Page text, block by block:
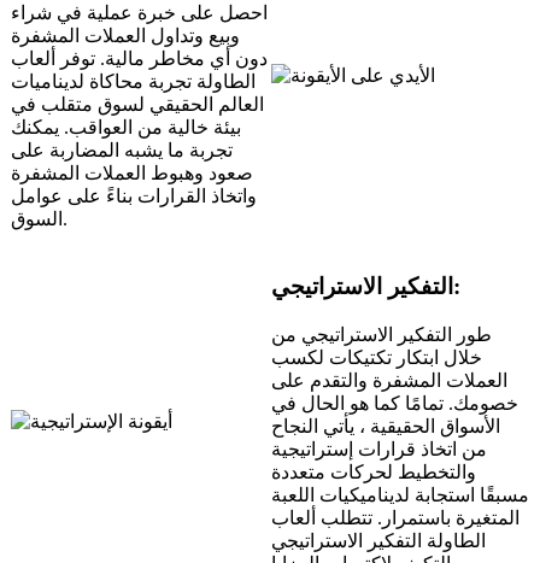
احصل على خبرة عملية في شراء
وبيع وتداول العملات المشفرة
دون أي مخاطر مالية. توفر ألعاب
الطاولة تجربة محاكاة لديناميات
العالم الحقيقي لسوق متقلب في
بيئة خالية من العواقب. يمكنك
تجربة ما يشبه المضاربة على
صعود وهبوط العملات المشفرة
واتخاذ القرارات بناءً على عوامل
السوق.
التفكير الاستراتيجي:
طور التفكير الاستراتيجي من
خلال ابتكار تكتيكات لكسب
العملات المشفرة والتقدم على
خصومك. تمامًا كما هو الحال في
الأسواق الحقيقية ، يأتي النجاح
من اتخاذ قرارات إستراتيجية
والتخطيط لحركات متعددة
مسبقًا استجابة لديناميكيات اللعبة
المتغيرة باستمرار. تتطلب ألعاب
الطاولة التفكير الاستراتيجي